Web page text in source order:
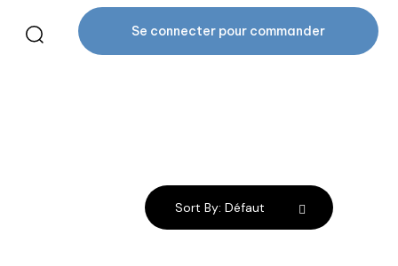
Se connecter pour commander
Sort By: Défaut